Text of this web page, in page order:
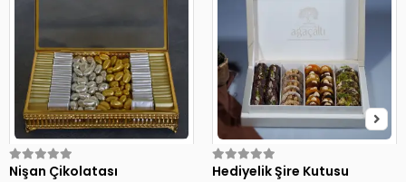
Nişan Çikolatası Hediyelik Şire Kutusu